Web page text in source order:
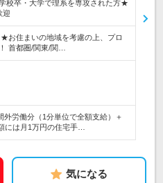
校卒・大学で理系を専攻された方★
迎
住まいの地域を考慮の上、プロ
首都圏/関東/関…
外労働分（1分単位で全額支給）＋
は月1万円の住宅手…
気になる